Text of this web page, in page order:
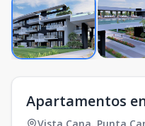
Apartamentos